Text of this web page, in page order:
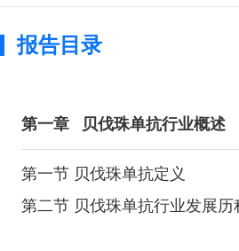
报告目录
第一章 贝伐珠单抗行业概述
第一节 贝伐珠单抗定义
第二节 贝伐珠单抗行业发展历